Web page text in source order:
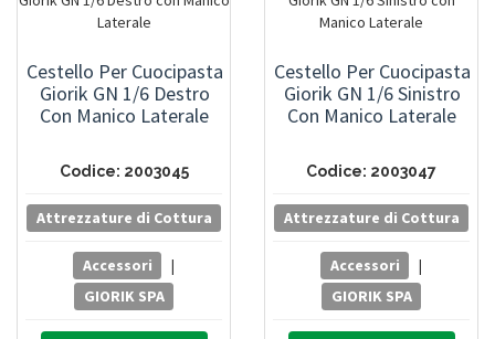
Cestello Per Cuocipasta
Giorik GN 1/6 Destro
Con Manico Laterale
Codice: 2003045
Attrezzature di Cottura
Accessori
|
GIORIK SPA
Cestello Per Cuocipasta
Giorik GN 1/6 Sinistro
Con Manico Laterale
Codice: 2003047
Attrezzature di Cottura
Accessori
|
GIORIK SPA